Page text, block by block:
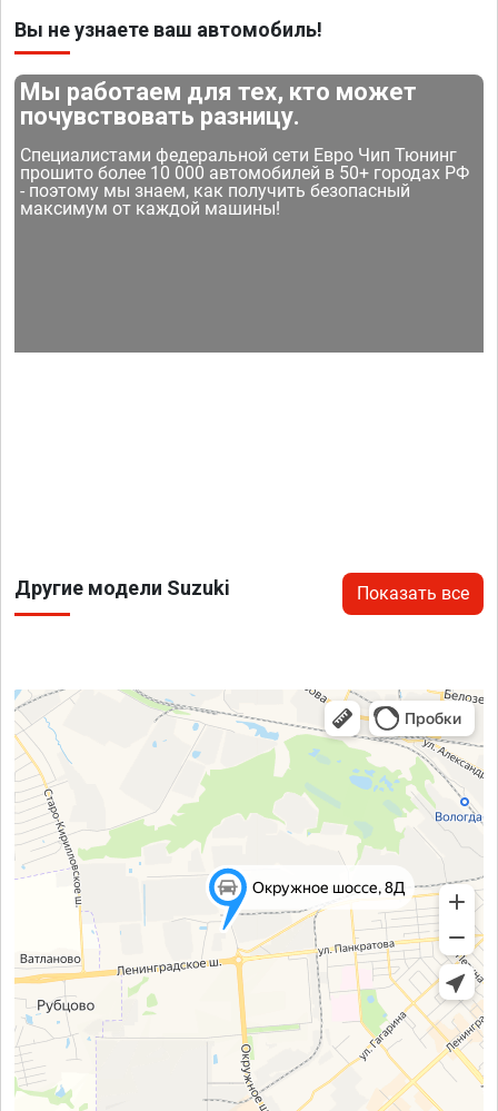
Вы не узнаете ваш автомобиль!
Мы работаем для тех, кто может
почувствовать разницу.
Специалистами федеральной сети Евро Чип Тюнинг
прошито более 10 000 автомобилей в 50+ городах РФ
- поэтому мы знаем, как получить безопасный
максимум от каждой машины!
Другие модели Suzuki Показать все